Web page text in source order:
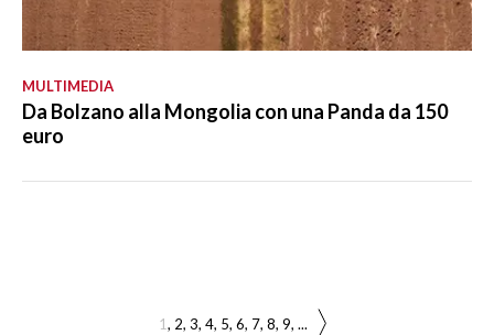
MULTIMEDIA
Da Bolzano alla Mongolia con una Panda da 150
euro
1 2 3 4 5 6 7 8 9 ...